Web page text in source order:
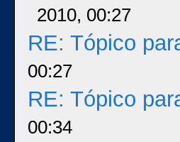
2010, 00:27
RE: Tópico
00:27
RE: Tópico
00:34